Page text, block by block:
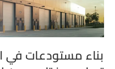
بناء مستودعات في